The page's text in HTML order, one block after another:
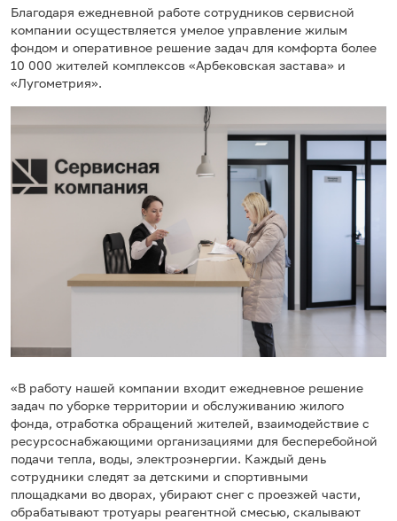
Благодаря ежедневной работе сотрудников сервисной
компании осуществляется умелое управление жилым
фондом и оперативное решение задач для комфорта более
10 000 жителей комплексов «Арбековская застава» и
«Лугометрия».
«В работу нашей компании входит ежедневное решение
задач по уборке территории и обслуживанию жилого
фонда, отработка обращений жителей, взаимодействие с
ресурсоснабжающими организациями для бесперебойной
подачи тепла, воды, электроэнергии. Каждый день
сотрудники следят за детскими и спортивными
площадками во дворах, убирают снег с проезжей части,
обрабатывают тротуары реагентной смесью, скалывают